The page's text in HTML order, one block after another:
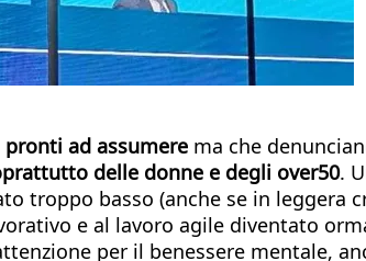
ad assumere ma che
delle donne e degli over50.
troppo basso (anche se in leggera
e al lavoro agile diventato
per il benessere mentale,